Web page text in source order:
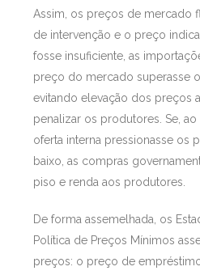
Assim, os preços de mercado
de intervenção e o preço
fosse insuficiente, as
preço do mercado superasse
evitando elevação dos preços
penalizar os produtores. Se,
oferta interna pressionasse os
baixo, as compras
piso e renda aos produtores.
De forma assemelhada, os
Política de Preços Mínimos
preços: o preço de